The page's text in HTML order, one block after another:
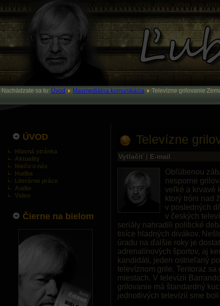
Nachádzate sa tu: Úvod Masmediálna komunikácia Televízne grilovanie
ÚVOD
Hlavná stránka
Aktuality
Niečo o nás
Hudba
Literárne práce
Audio
Video
Čierne na bielom
Televízne
Vytlačiť | E-mail
Obľúbenou
nesporne
veľké a krvavé
ktorý tróni nad
v posledných
v českých
seriály nahradili politické
tisíce hladných divákov.
úradu na ďalšie roky je
adrenalínových športov, aj
kandidáti, jeden ostrieľaný
televíznom grile. Tentoraz
miestach. V televízii
grilovanie má štandardný
jednotlivých televízií sme